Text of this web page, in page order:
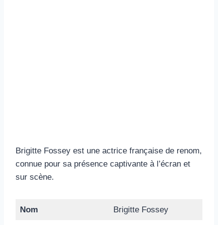
Brigitte Fossey est une actrice française de renom,
connue pour sa présence captivante à l’écran et
sur scène.
Nom Brigitte Fossey